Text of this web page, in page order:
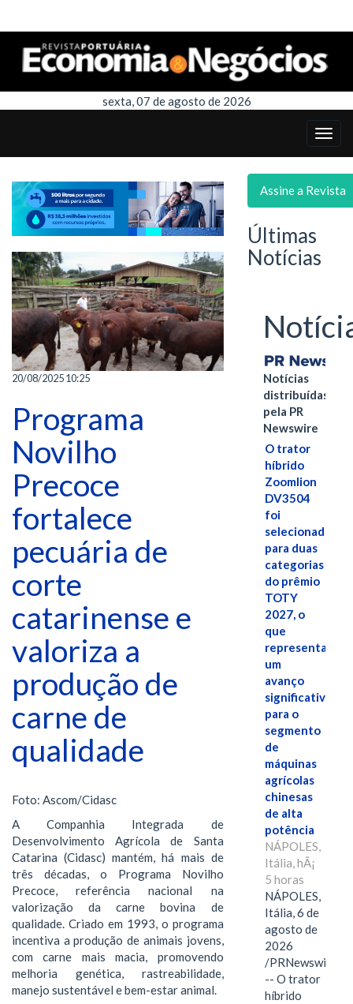
sexta, 07 de agosto de 2026
20/08/2025 10:25
Programa
Novilho
Precoce
fortalece
pecuária de
corte
catarinense e
valoriza a
produção de
carne de
qualidade
Foto: Ascom/Cidasc
A Companhia Integrada de
Desenvolvimento Agrícola de Santa
Catarina (Cidasc) mantém, há mais de
três décadas, o Programa Novilho
Precoce, referência nacional na
valorização da carne bovina de
qualidade. Criado em 1993, o programa
incentiva a produção de animais jovens,
com carne mais macia, promovendo
melhoria genética, rastreabilidade,
manejo sustentável e bem-estar animal.
Assine a Revista
Últimas
Notícias
Notícias
distribuídas
pela PR
Newswire
O trator
híbrido
Zoomlion
DV3504
foi
selecionado
para duas
categorias
do prêmio
TOTY
2027, o
que
representa
um
avanço
significativo
para o
segmento
de
máquinas
agrícolas
chinesas
de alta
potência
NÁPOLES,
Itália, hÃ¡
5 horas
NÁPOLES,
Itália, 6 de
agosto de
2026
/PRNewswire/
-- O trator
híbrido